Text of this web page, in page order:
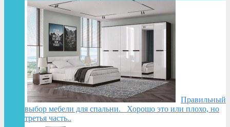
Правильный
выбор мебели для спальни. Хорошо это или плохо, но
третья часть..